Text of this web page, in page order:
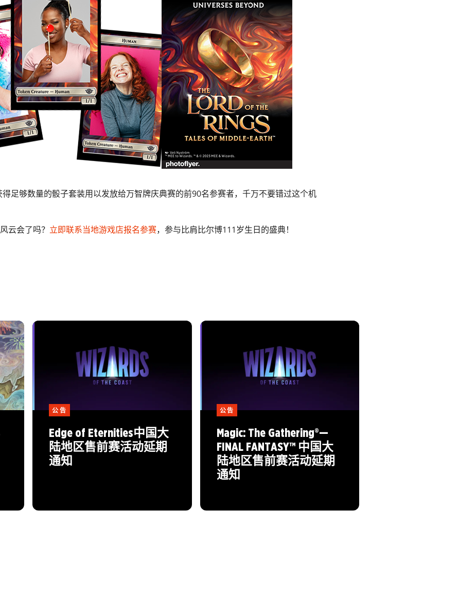
足够数量的骰子套装用以发放给万智牌庆典赛的前90名参赛者，千万不要错过这个机
云会了吗？ 立即联系当地游戏店报名参赛，参与比肩比尔博111岁生日的盛典！
公告
Edge of Eternities中国大
陆地区售前赛活动延期
通知
公告
Magic: The Gathering®—
FINAL FANTASY™ 中国大
陆地区售前赛活动延期
通知